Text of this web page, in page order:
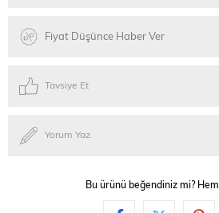
Fiyat Düşünce Haber Ver
Tavsiye Et
Yorum Yaz
Bu ürünü beğendiniz mi?